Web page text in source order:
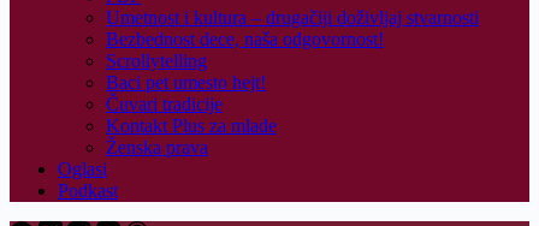
Umetnost i kultura – drugačiji doživljaj stvarnosti
Bezbednost dece, naša odgovornost!
Scrollytelling
Baci pet umesto hejt!
Čuvari tradicije
Kontakt Plus za mlade
Ženska prava
Oglasi
Podkast